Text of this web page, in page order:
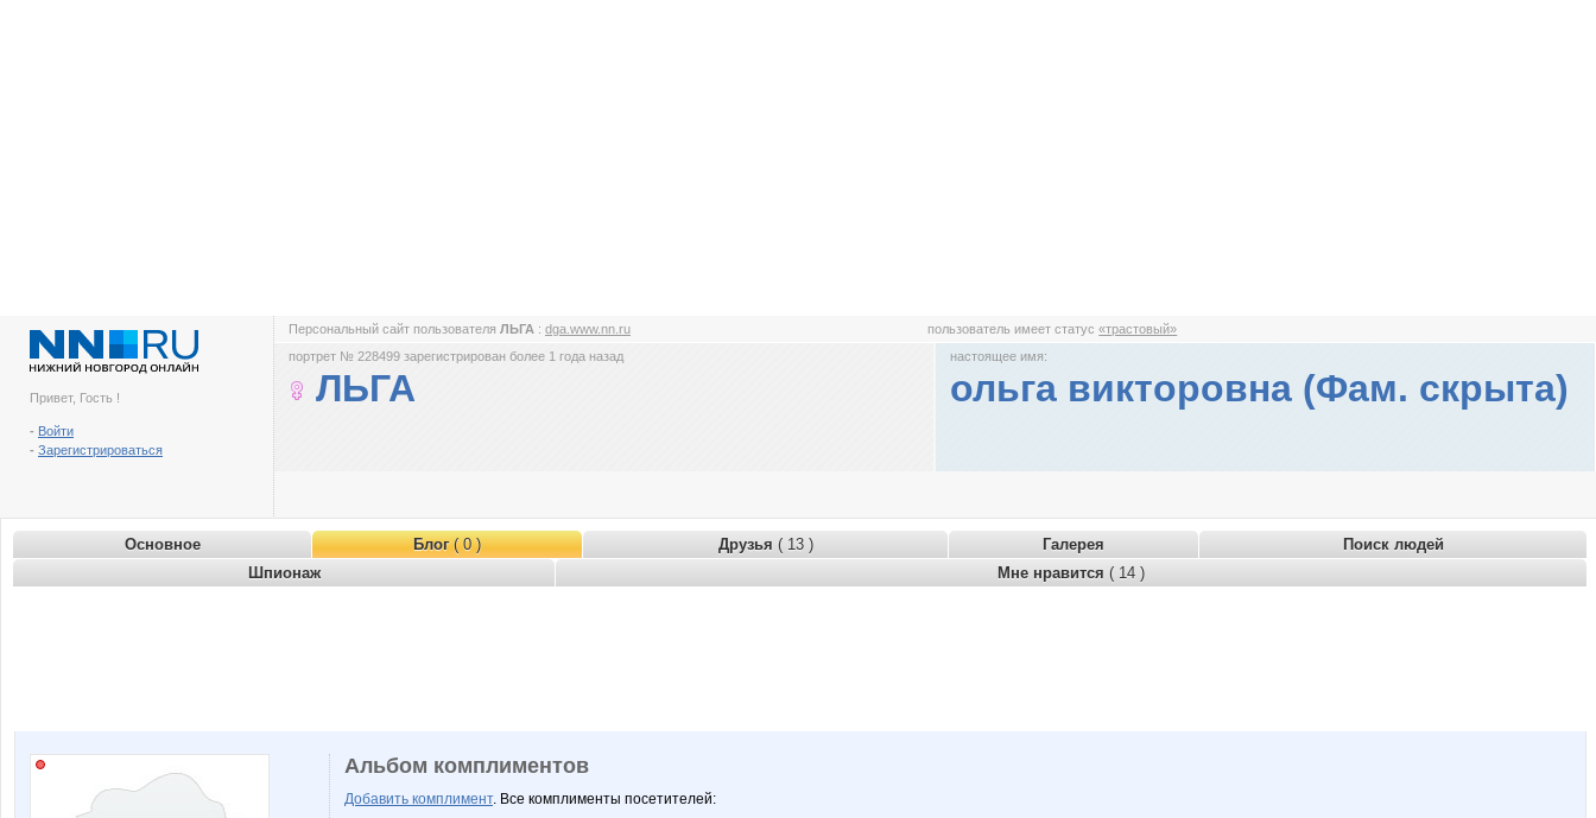
Привет, Гость !
- Войти
- Зарегистрироваться
Персональный сайт пользователя ЛЬГА : dga.www.nn.ru пользователь имеет статус«трастовый»
портрет № 228499 зарегистрирован более 1 года назад
ЛЬГА
настоящее имя:
ольга викторовна (Фам. скрыта)
Основное Блог( 0 ) Друзья ( 13 ) Галерея
Поиск людей
Шпионаж
Мне нравится ( 14 )
Альбом комплиментов
Добавить комплимент. Все комплименты посетителей: